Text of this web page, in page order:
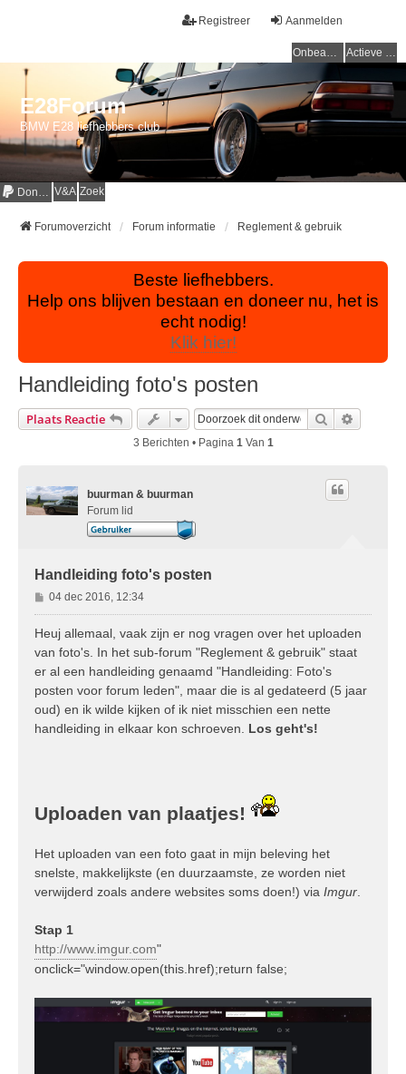
Aanmelden
Registreer
Onbeantwoorde onderwerpen Actieve onderwerpen
E28Forum
BMW E28 liefhebbers club
Donaties V&A Zoek
Forumoverzicht Forum informatie Reglement & gebruik
Beste liefhebbers.
Help ons blijven bestaan en doneer nu, het is
echt nodig!
Klik hier!
Handleiding foto's posten
Plaats Reactie Zoek
3 Berichten • Pagina 1Van 1
buurman & buurman
Forum lid
Handleiding foto's posten
B
e
r
h
t
04 dec 2016, 12:34
Heuj allemaal, vaak zijn er nog vragen over het uploaden
van foto's. In het sub-forum "Reglement & gebruik" staat
er al een handleiding genaamd "Handleiding: Foto's
posten voor forum leden", maar die is al gedateerd (5 jaar
oud) en ik wilde kijken of ik niet misschien een nette
handleiding in elkaar kon schroeven. Los geht's!
Uploaden van plaatjes!
Het uploaden van een foto gaat in mijn beleving het
snelste, makkelijkste (en duurzaamste, ze worden niet
verwijderd zoals andere websites soms doen!) via Imgur
Stap 1
http://www.imgur.com"
onclick="window.open(this.href);return false;